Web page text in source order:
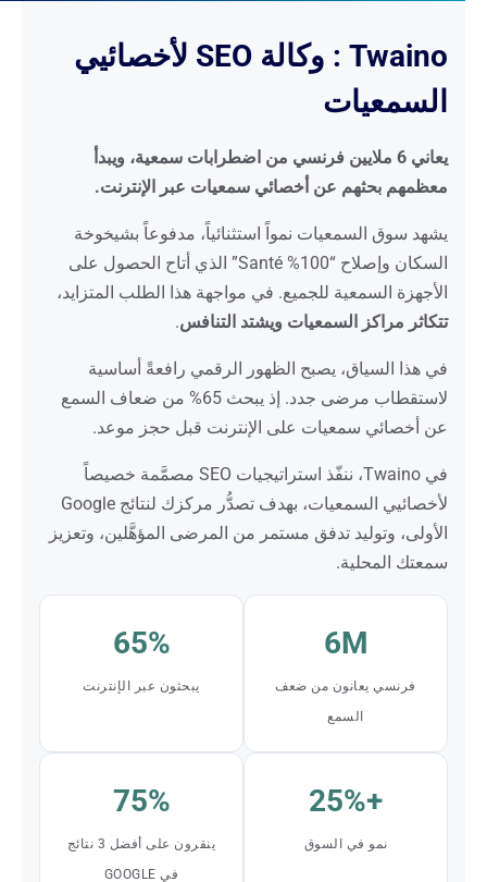
Twaino : وكالة SEO لأخصائيي
السمعيات
يعاني 6 ملايين فرنسي من اضطرابات سمعية، ويبدأ
معظمهم بحثهم عن أخصائي سمعيات عبر الإنترنت.
يشهد سوق السمعيات نمواً استثنائياً، مدفوعاً بشيخوخة
السكان وإصلاح “100% Santé” الذي أتاح الحصول على
الأجهزة السمعية للجميع. في مواجهة هذا الطلب المتزايد،
تتكاثر مراكز السمعيات ويشتد التنافس.
في هذا السياق، يصبح الظهور الرقمي رافعةً أساسية
لاستقطاب مرضى جدد. إذ يبحث 65% من ضعاف السمع
عن أخصائي سمعيات على الإنترنت قبل حجز موعد.
في Twaino، ننفّذ استراتيجيات SEO مصمَّمة خصيصاً
لأخصائيي السمعيات، بهدف تصدُّر مركزك لنتائج Google
الأولى، وتوليد تدفق مستمر من المرضى المؤهَّلين، وتعزيز
سمعتك المحلية.
6M
فرنسي يعانون من ضعف
السمع
65%
يبحثون عبر الإنترنت
نمو في السوق
75%
ينقرون على أفضل 3 نتائج